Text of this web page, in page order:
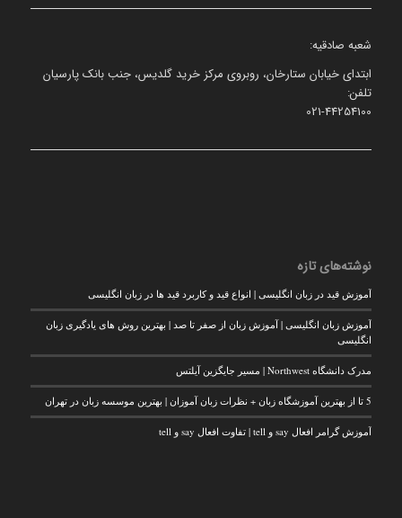
شعبه صادقیه:
ابتدای خیابان ستارخان، روبروی مرکز خرید گلدیس، جنب بانک پارسیان
تلفن:
021-44254100
نوشته‌های تازه
آموزش قید در زبان انگلیسی | انواع قید و کاربرد قید ها در زبان انگلیسی
آموزش زبان انگلیسی | آموزش زبان از صفر تا صد | بهترین روش های یادگیری زبان
انگلیسی
مدرک دانشگاه Northwest | مسیر جایگزین آیلتس
5 تا از بهترین آموزشگاه زبان + نظرات زبان آموزان | بهترین موسسه زبان در تهران
آموزش گرامر افعال say و tell | تفاوت افعال say و tell